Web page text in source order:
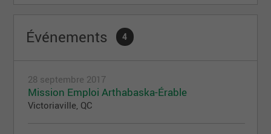
Événements 4
28 septembre 2017
Mission Emploi Arthabaska-Érable
Victoriaville, QC